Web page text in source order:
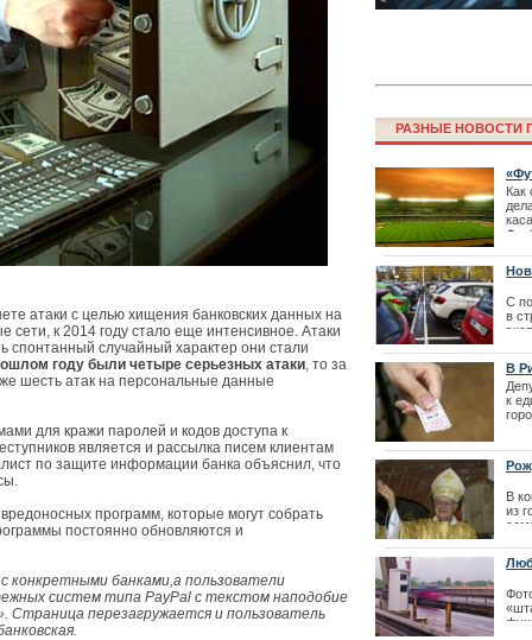
атаки с целью хищения банковских данных на
сети, к 2014 году стало еще интенсивное. Атаки
спонтанный случайный характер они стали
году были четыре серьезных атаки, то за
шесть атак на персональные данные
для кражи паролей и кодов доступа к
является и рассылка писем клиентам
по защите информации банка объяснил, что
программ, которые могут собрать
постоянно обновляются и
конкретными банками,а пользователи
систем типа PayPal с текстом наподобие
Страница перезагружается и пользователь
Фестиваль
перенесен
Как получить
Престо
РАЗНЫЕ НОВОСТИ
Как
С
в
в
|
В
к
от
|
В
из
|